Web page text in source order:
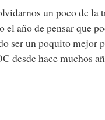
un poco de la
año de pensar que
ser un poquito mejor
desde hace muchos